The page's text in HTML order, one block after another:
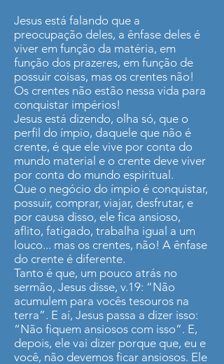
Jesus está falando que a
preocupação deles, a ênfase deles é
viver em função da matéria, em
função dos prazeres, em função de
possuir coisas, mas os crentes não!
Os crentes não estão nessa vida para
conquistar impérios!
Jesus está dizendo, olha só, que o
perfil do ímpio, daquele que não é
crente, é que ele vive por conta do
mundo material e o crente deve viver
por conta do mundo espiritual.
Que o negócio do ímpio é conquistar,
possuir, comprar, viajar, desfrutar, e
por causa disso, ele fica ansioso,
aflito, fatigado, trabalha igual a um
louco... mas os crentes, não! A ênfase
do crente é diferente.
Tanto é que, um pouco atrás no
sermão, Jesus disse, v.19: “Não
acumulem para vocês tesouros na
terra”. E aí, Jesus passa a dizer isso:
“Não fiquem ansiosos com isso”. E,
depois, ele vai dizer porque que, eu e
você, não devemos ficar ansiosos. Ele